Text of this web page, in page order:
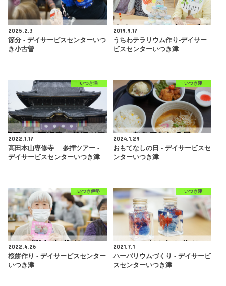
2025.2.3
節分 - デイサービスセンターいつ
き小古曽
2019.9.17
うちわテラリウム作り-デイサー
ビスセンターいつき津
いつき津
2022.1.17
高田本山専修寺 参拝ツアー -
デイサービスセンターいつき津
いつき津
2024.1.29
おもてなしの日 - デイサービスセ
ンターいつき津
いつき伊勢
2022.4.26
桜餅作り - デイサービスセンター
いつき津
いつき津
2021.7.1
ハーバリウムづくり - デイサービ
スセンターいつき津